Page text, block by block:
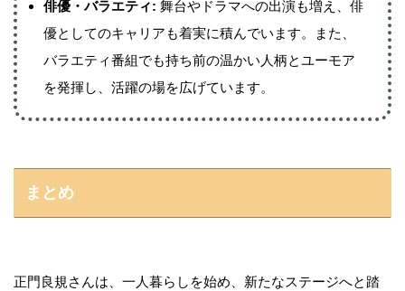
俳優・バラエティ: 舞台やドラマへの出演も増え、俳
優としてのキャリアも着実に積んでいます。また、
バラエティ番組でも持ち前の温かい人柄とユーモア
を発揮し、活躍の場を広げています。
まとめ
正門良規さんは、一人暮らしを始め、新たなステージへと踏